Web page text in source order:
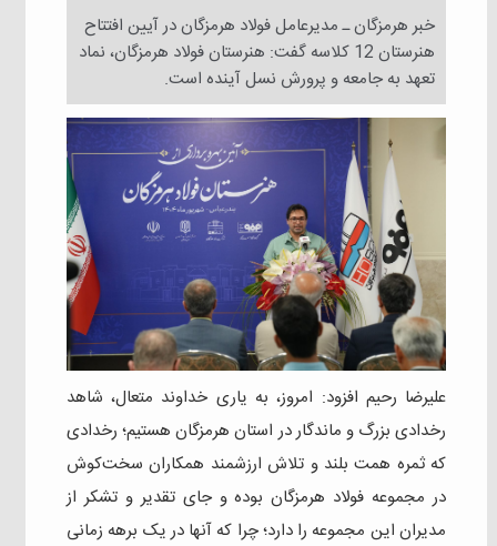
خبر هرمزگان ـ مدیرعامل فولاد هرمزگان در آیین افتتاح
هنرستان 12 کلاسه گفت: هنرستان فولاد هرمزگان، نماد
تعهد به جامعه و پرورش نسل آینده است.
علیرضا رحیم افزود: امروز، به یاری خداوند متعال، شاهد
رخدادی بزرگ و ماندگار در استان هرمزگان هستیم؛ رخدادی
که ثمره همت بلند و تلاش ارزشمند همکاران سخت‌کوش
در مجموعه فولاد هرمزگان بوده و جای تقدیر و تشکر از
مدیران این مجموعه را دارد؛ چرا که آنها در یک برهه زمانی